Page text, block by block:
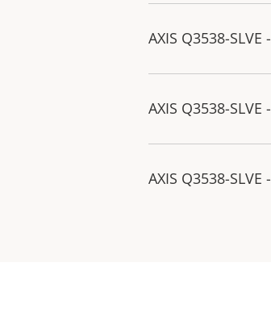
AXIS Q3538-
AXIS Q3538-
AXIS Q3538-